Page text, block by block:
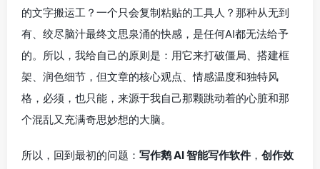
的文字搬运工？一个只会复制粘贴的工具人？那种从无到
有、绞尽脑汁最终文思泉涌的快感，是任何AI都无法给予
的。所以，我给自己的原则是：用它来打破僵局、搭建框
架、润色细节，但文章的核心观点、情感温度和独特风
格，必须，也只能，来源于我自己那颗跳动着的心脏和那
个混乱又充满奇思妙想的大脑。
所以，回到最初的问题： 写作鹅 AI 智能写作软件， 创作效